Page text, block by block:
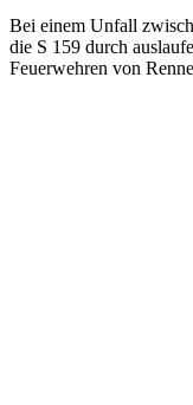
Bei einem Unfall
die S 159 durch
Feuerwehren von